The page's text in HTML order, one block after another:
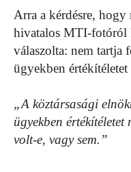
Arra a kérdésre,
hivatalos MTI-fotóról
válaszolta: nem tartja
ügyekben
„A köztársasági
ügyekben
volt-e, vagy sem.”